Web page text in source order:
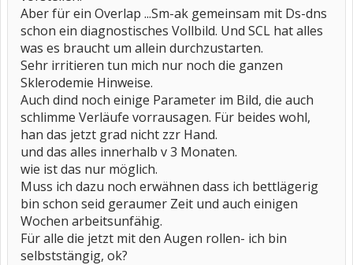
Aber für ein Overlap ...Sm-ak gemeinsam mit Ds-dns
schon ein diagnostisches Vollbild. Und SCL hat alles
was es braucht um allein durchzustarten.
Sehr irritieren tun mich nur noch die ganzen
Sklerodemie Hinweise.
Auch dind noch einige Parameter im Bild, die auch
schlimme Verläufe vorrausagen. Für beides wohl,
han das jetzt grad nicht zzr Hand.
und das alles innerhalb v 3 Monaten.
wie ist das nur möglich.
Muss ich dazu noch erwähnen dass ich bettlägerig
bin schon seid geraumer Zeit und auch einigen
Wochen arbeitsunfähig.
Für alle die jetzt mit den Augen rollen- ich bin
selbststängig, ok?